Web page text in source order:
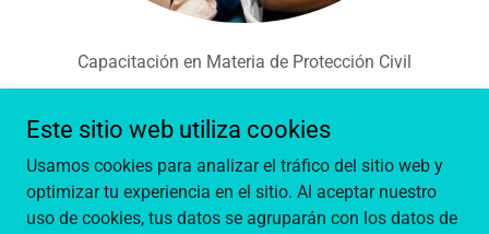
Capacitación en Materia de Protección Civil
Copyright © 2024- Todos los Derechos Reservados.
Con tecnología de
Este sitio web utiliza cookies
Usamos cookies para analizar el tráfico del sitio web y
optimizar tu experiencia en el sitio. Al aceptar nuestro
uso de cookies, tus datos se agruparán con los datos de